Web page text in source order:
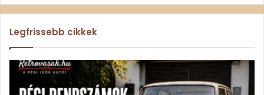
Legfrissebb cikkek